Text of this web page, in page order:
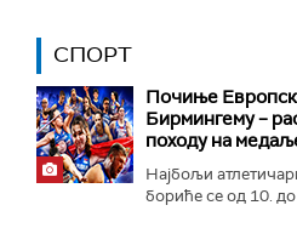
СПОРТ
Почиње
Бирмингему –
походу на
Најбољи
бориће се од 10. до